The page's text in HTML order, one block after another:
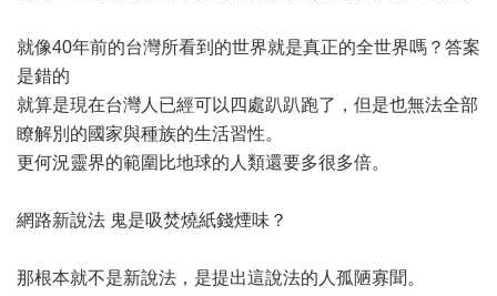
就像40年前的台灣所看到的世界就是真正的全世界嗎？答案
是錯的
就算是現在台灣人已經可以四處趴趴跑了，但是也無法全部
瞭解別的國家與種族的生活習性。
更何況靈界的範圍比地球的人類還要多很多倍。
網路新說法 鬼是吸焚燒紙錢煙味？
那根本就不是新說法，是提出這說法的人孤陋寡聞。